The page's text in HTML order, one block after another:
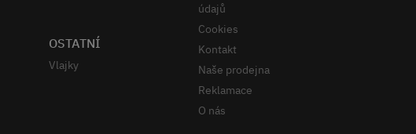
OSTATNÍ
Vlajky
údajů
Cookies
Kontakt
Naše prodejna
Reklamace
O nás